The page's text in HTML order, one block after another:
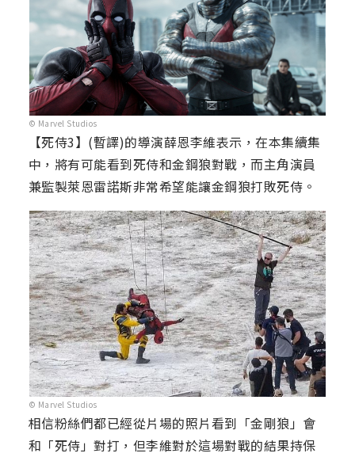
© Marvel Studios
【死侍3】(暫譯)的導演薛恩李維表示，在本集續集
中，將有可能看到死侍和金鋼狼對戰，而主角演員
兼監製萊恩雷諾斯非常希望能讓金鋼狼打敗死侍。
© Marvel Studios
相信粉絲們都已經從片場的照片看到「金剛狼」會
和「死侍」對打，但李維對於這場對戰的結果持保